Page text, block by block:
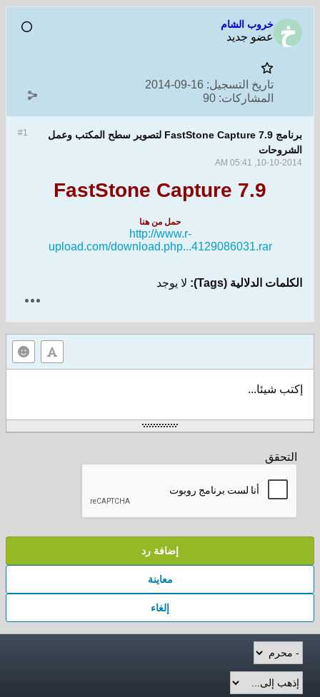
خروب الشام
عضو جديد
تاريخ التسجيل: 16-09-2014
المشاركات: 90
#1
برنامج FastStone Capture 7.9 لتصوير سطح المكتب وعمل
الشروحات
10-10-2014, 05:41 AM
FastStone Capture 7.9
حمل من هنا
http://www.r-
upload.com/download.php...4129086031.rar
الكلمات الدلالية (Tags): لا يوجد
إكتب شيئا...
التحقق
إضافة رد
معاينة
إلغاء